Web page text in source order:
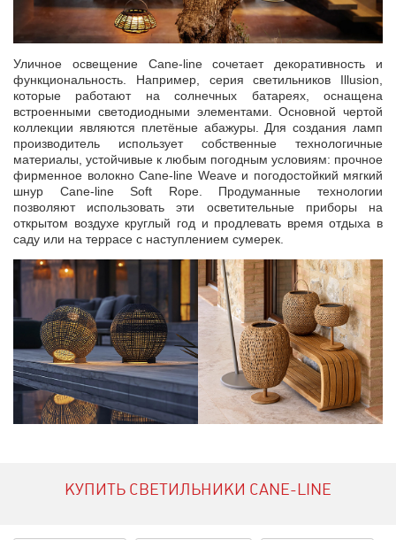
Уличное освещение Cane-line сочетает декоративность и
функциональность. Например, серия светильников Illusion,
которые работают на солнечных батареях, оснащена
встроенными светодиодными элементами. Основной чертой
коллекции являются плетёные абажуры. Для создания ламп
производитель использует собственные технологичные
материалы, устойчивые к любым погодным условиям: прочное
фирменное волокно Cane-line Weave и погодостойкий мягкий
шнур Cane-line Soft Rope. Продуманные технологии
позволяют использовать эти осветительные приборы на
открытом воздухе круглый год и продлевать время отдыха в
саду или на террасе с наступлением сумерек.
КУПИТЬ СВЕТИЛЬНИКИ CANE-LINE